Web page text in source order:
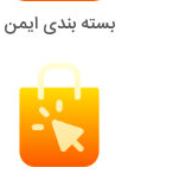
بسته بندی ایمن